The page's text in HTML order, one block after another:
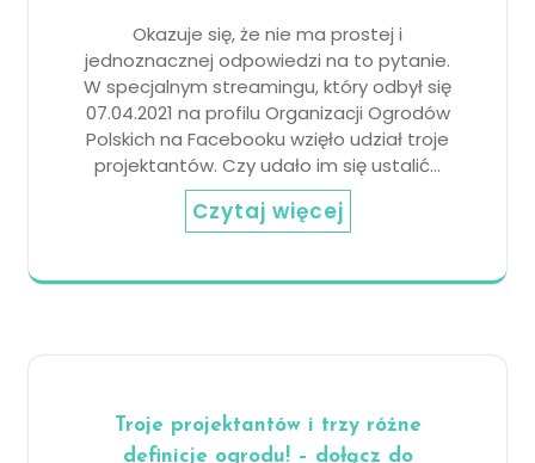
Okazuje się, że nie ma prostej i
jednoznacznej odpowiedzi na to pytanie.
W specjalnym streamingu, który odbył się
07.04.2021 na profilu Organizacji Ogrodów
Polskich na Facebooku wzięło udział troje
projektantów. Czy udało im się ustalić…
Czytaj więcej
Troje projektantów i trzy różne
definicje ogrodu! – dołącz do